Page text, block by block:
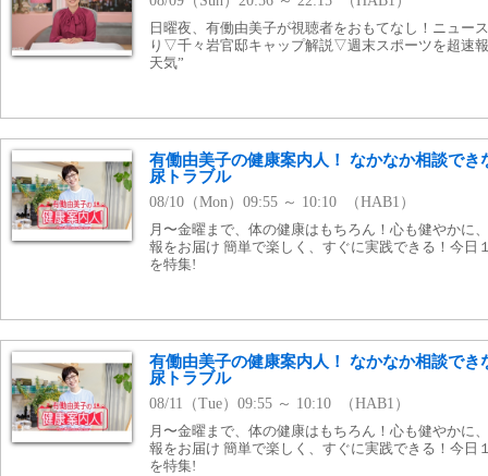
日曜夜、有働由美子が視聴者をおもてなし！ニュー
り▽千々岩官邸キャップ解説▽週末スポーツを超速
天気”
有働由美子の健康案内人！ なかなか相談でき
尿トラブル
08/10（Mon）09:55 ～ 10:10 （HAB1）
月〜金曜まで、体の健康はもちろん！心も健やかに
報をお届け 簡単で楽しく、すぐに実践できる！今日
を特集!
有働由美子の健康案内人！ なかなか相談でき
尿トラブル
08/11（Tue）09:55 ～ 10:10 （HAB1）
月〜金曜まで、体の健康はもちろん！心も健やかに
報をお届け 簡単で楽しく、すぐに実践できる！今日
を特集!